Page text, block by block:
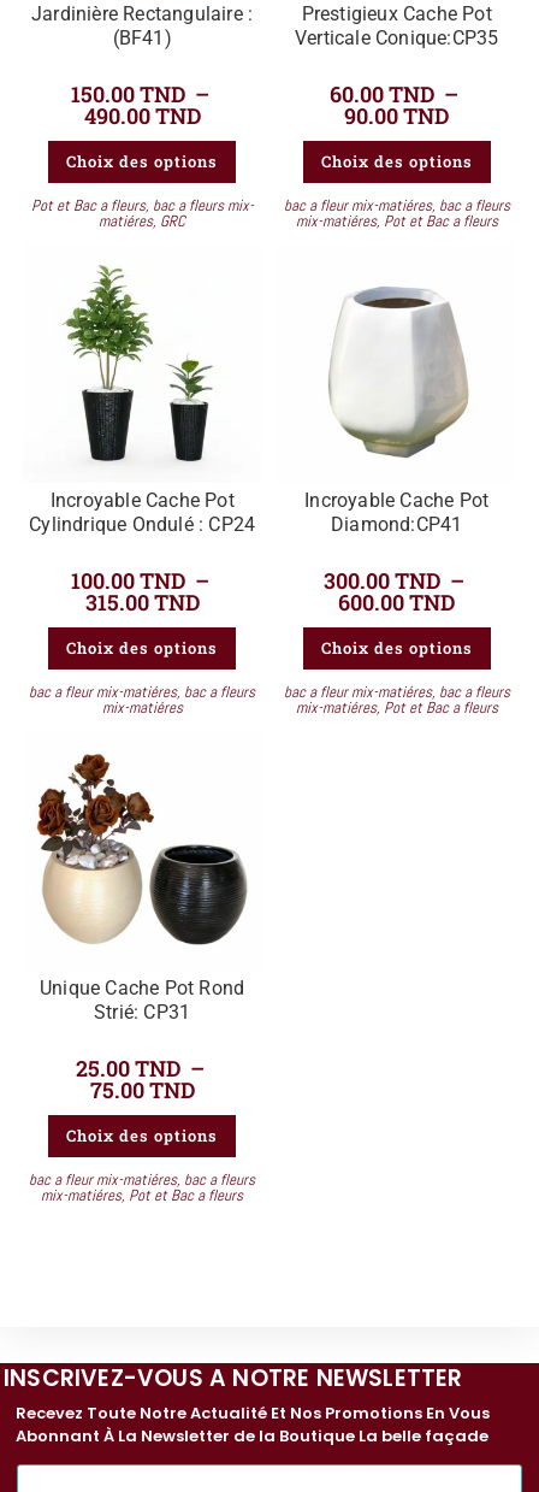
Jardinière Rectangulaire :
(BF41)
150.00TND –
490.00TND
Choix des options
Pot et Bac a fleurs, bac a fleurs mix-
matiéres, GRC
Prestigieux Cache Pot
Verticale Conique:CP35
60.00TND –
90.00TND
Choix des options
bac a fleur mix-matiéres, bac a fleurs
mix-matiéres, Pot et Bac a fleurs
Incroyable Cache Pot
Cylindrique Ondulé : CP24
100.00TND –
315.00TND
Choix des options
bac a fleur mix-matiéres, bac a fleurs
mix-matiéres
Incroyable Cache Pot
Diamond:CP41
300.00TND –
600.00TND
Choix des options
bac a fleur mix-matiéres, bac a fleurs
mix-matiéres, Pot et Bac a fleurs
Unique Cache Pot Rond
Strié: CP31
25.00TND –
75.00TND
Choix des options
bac a fleur mix-matiéres, bac a fleurs
mix-matiéres, Pot et Bac a fleurs
INSCRIVEZ-VOUS A NOTRE NEWSLETTER
Recevez Toute Notre Actualité Et Nos Promotions En Vous
Abonnant À La Newsletter de la Boutique La belle façade
E